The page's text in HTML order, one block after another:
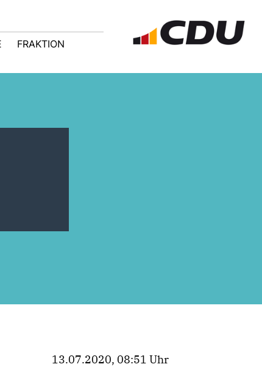
FRAKTION
13.07.2020, 08:51 Uhr